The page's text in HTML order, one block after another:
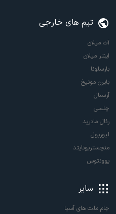
تیم های خارجی
آث میلان
اینتر میلان
بارسلونا
بایرن مونیخ
آرسنال
چلسی
رئال مادرید
لیورپول
منچستریونایتد
یوونتوس
سایر
جام ملت های آسیا